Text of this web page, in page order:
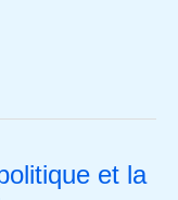
et la